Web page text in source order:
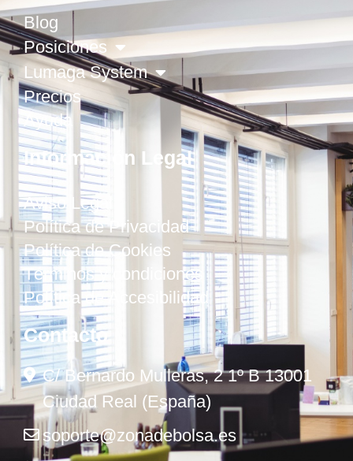
Blog
Posiciones
Lumaga System
Precios
Ayuda
Información Legal
Aviso Legal
Política de Privacidad
Política de Cookies
Términos y condiciones
Política de Accesibilidad
Contacto
C/ Bernardo Mulleras, 2 1º B 13001
Ciudad Real (España)
soporte@zonadebolsa.es